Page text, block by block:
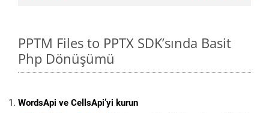
PPTM Files to PPTX SDK’sında Basit
Php Dönüşümü
WordsApi ve CellsApi’yi kurun